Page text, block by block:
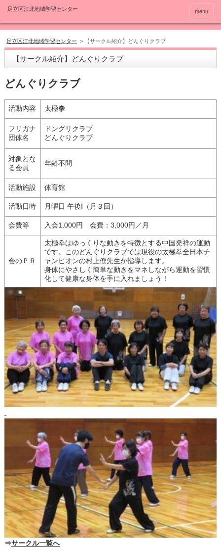
menu
足立区江北地域学習センター > 【サークル紹介】どんぐりクラブ
【サークル紹介】どんぐりクラブ
どんぐりクラブ
活動内容 太極拳
フリガナ
団体名
ドングリクラブ
どんぐりクラブ
対象とな
る会員
年齢不問
活動施設 体育館
活動日時 月曜日 午後Ⅰ（月３回）
会費等 入会1,000円 会費：3,000円／月
会のＰＲ
太極拳はゆっくりな動きを特徴とする中国発祥の運動
です。このどんぐりクラブでは現役の太極拳全日本チ
ャンピオンの村上僚先生が指導します。
身体にやさしく簡単な動きをマネしながら運動を習慣
化して健康な身体を手に入れましょう！
⇒サークル一覧へ